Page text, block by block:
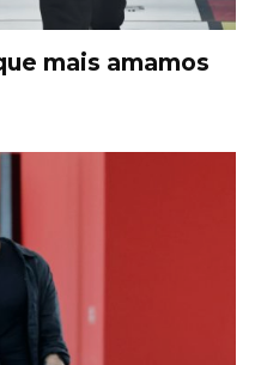
mais amamos